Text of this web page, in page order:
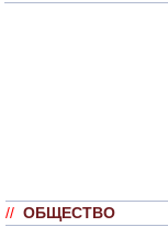
// ОБЩЕСТВО